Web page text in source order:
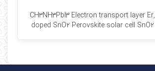
CH3NH3PbI3 Electron transport layer Er,
doped SnO2 Perovskite solar cell SnO2